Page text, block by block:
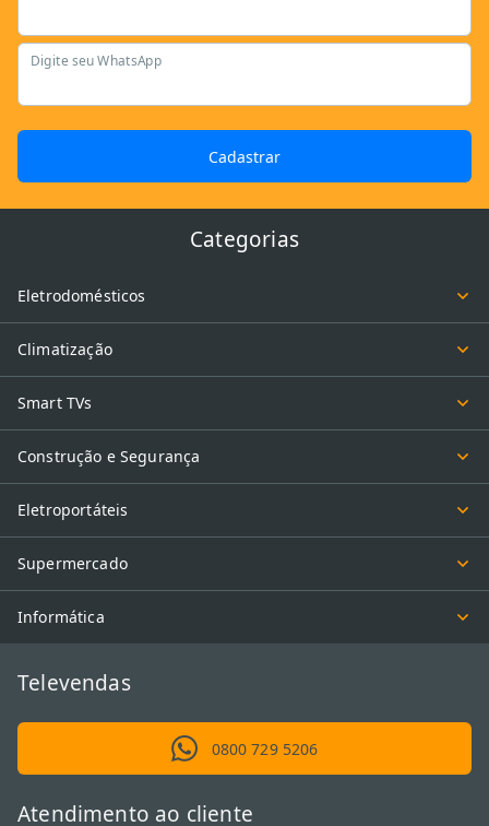
Digite seu WhatsApp
Cadastrar
Categorias
Eletrodomésticos
Climatização
Smart TVs
Construção e Segurança
Eletroportáteis
Supermercado
Informática
Televendas
0800 729 5206
Atendimento ao cliente